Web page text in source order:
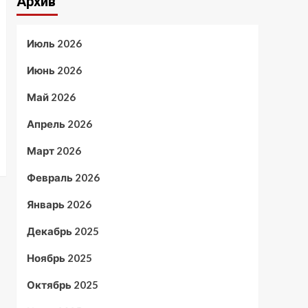
Июль 2026
Июнь 2026
Май 2026
Апрель 2026
Март 2026
Февраль 2026
Январь 2026
Декабрь 2025
Ноябрь 2025
Октябрь 2025